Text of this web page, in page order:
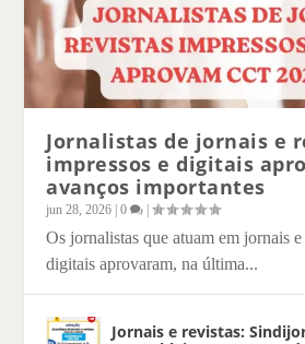
Jornalistas de jornais e
e digi...
Jornais e revistas:
assem...
Jornalistas de rádio e TV
aumento ...
Votação da assembleia
dias 18 e 19...
Sindijornalistas manifesta
falecimento ...
FENAJ e ABI ingressam no
que cria p...
Jornalistas de jornais e
impressos e digitais
avanços importantes
jun 28, 2026 |0 |
Os jornalistas que atuam em jornais
digitais aprovaram, na última...
Jornais e revistas: